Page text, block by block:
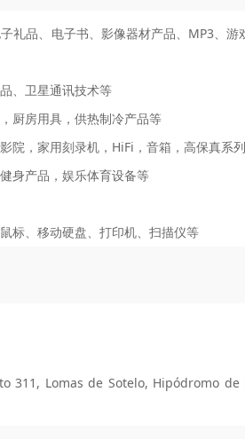
礼品、电子书、影像器材产品、MP3、
、卫星通讯技术等
厨房用具，供热制冷产品等
院，家用刻录机，HiFi，音箱，高保真系
身产品，娱乐体育设备等
标、移动硬盘、打印机、扫描仪等
311, Lomas de Sotelo, Hipódromo